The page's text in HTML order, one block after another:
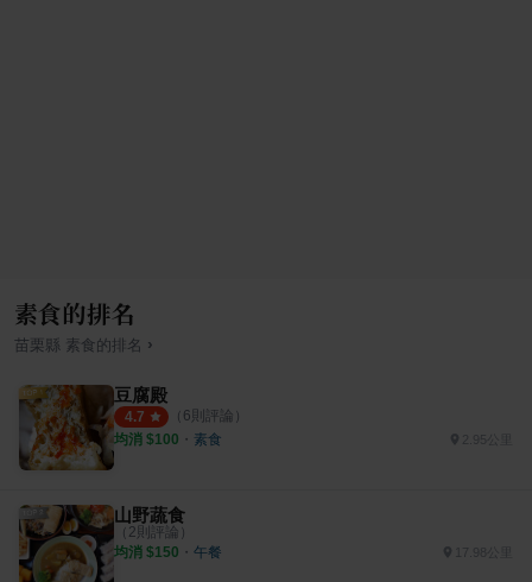
素食的排名
苗栗縣 素食的排名 ›
豆腐殿
4.7 （ 6則評論）
均消 $100 ・ 素食 2.95公里
山野蔬食
（ 2則評論）
均消 $150 ・ 午餐